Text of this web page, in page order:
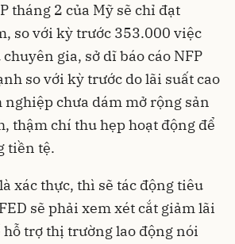
tháng 2 của Mỹ sẽ chỉ đạt
so với kỳ trước 353.000 việc
gia, sở dĩ báo cáo NFP
so với kỳ trước do lãi suất cao
chưa dám mở rộng sản
thậm chí thu hẹp hoạt động để
tiền tệ.
xác thực, thì sẽ tác động tiêu
sẽ phải xem xét cắt giảm lãi
hỗ trợ thị trường lao động nói